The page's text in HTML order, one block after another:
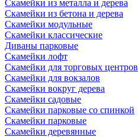
Скамейки из металла и дерева
Скамейки из бетона и дерева
Скамейки модульные
Скамейки классические
Диваны парковые
Скамейки лофт
Скамейки для торговых центров
Скамейки для вокзалов
Скамейки вокруг дерева
Скамейки садовые
Скамейки парковые со спинкой
Скамейки парковые
Скамейки деревянные